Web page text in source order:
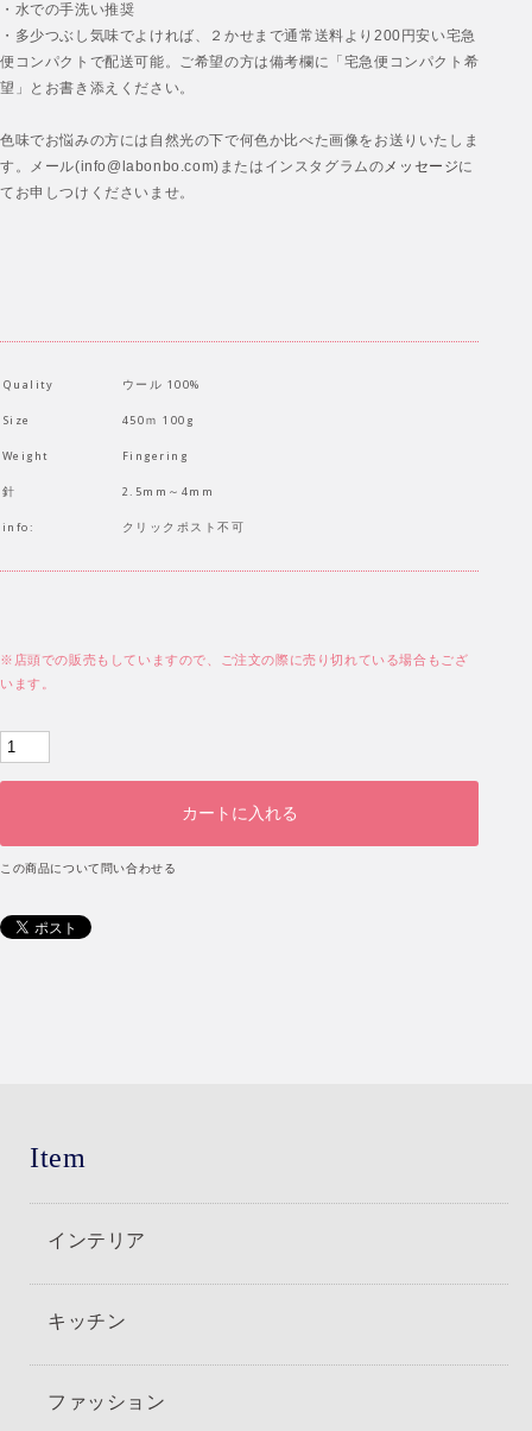
・水での手洗い推奨
・多少つぶし気味でよければ、２かせまで通常送料より200円安い宅急
便コンパクトで配送可能。ご希望の方は備考欄に「宅急便コンパクト希
望」とお書き添えください。
色味でお悩みの方には自然光の下で何色か比べた画像をお送りいたしま
す。メール(info@labonbo.com)またはインスタグラムのメッセージに
てお申しつけくださいませ。
Quality ウール 100%
Size 450ｍ 100g
Weight Fingering
針 2.5mm～4mm
info: クリックポスト不可
※店頭での販売もしていますので、ご注文の際に売り切れている場合もござ
います。
この商品について問い合わせる
Item
インテリア
キッチン
ファッション